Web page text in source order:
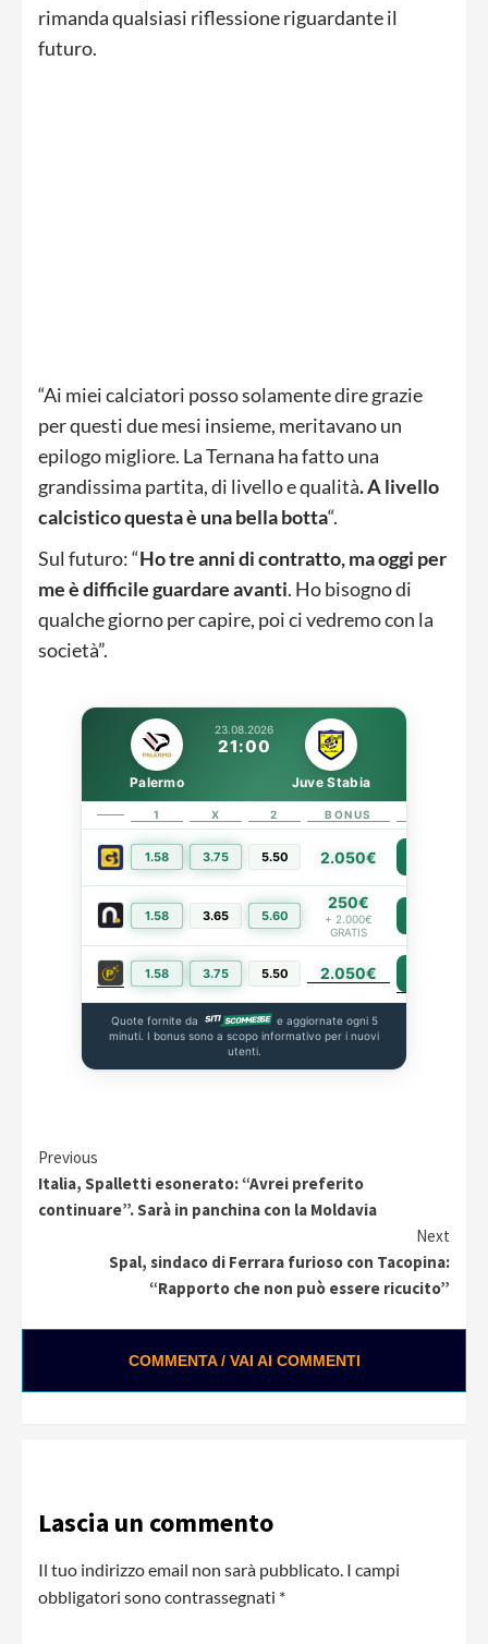
rimanda qualsiasi riflessione riguardante il
futuro.
“Ai miei calciatori posso solamente dire grazie
per questi due mesi insieme, meritavano un
epilogo migliore. La Ternana ha fatto una
grandissima partita, di livello e qualità. A livello
calcistico questa è una bella botta“.
Sul futuro: “Ho tre anni di contratto, ma oggi per
me è difficile guardare avanti. Ho bisogno di
qualche giorno per capire, poi ci vedremo con la
società”.
23.08.2026
21:00
Palermo Juve Stabia
1 X 2 BONUS
1.58 3.75 5.50 2.050€
1.58 3.65 5.60
250€
+ 2.000€
GRATIS
1.58 3.75 5.50 2.050€
Quote fornite da
e aggiornate ogni 5
minuti. I bonus sono a scopo informativo per i nuovi
utenti.
Continue
Reading
Previous
Italia, Spalletti esonerato: “Avrei preferito
continuare”. Sarà in panchina con la Moldavia
Next
Spal, sindaco di Ferrara furioso con Tacopina:
“Rapporto che non può essere ricucito”
COMMENTA / VAI AI COMMENTI
Lascia un commento
Il tuo indirizzo email non sarà pubblicato. I campi
obbligatori sono contrassegnati *